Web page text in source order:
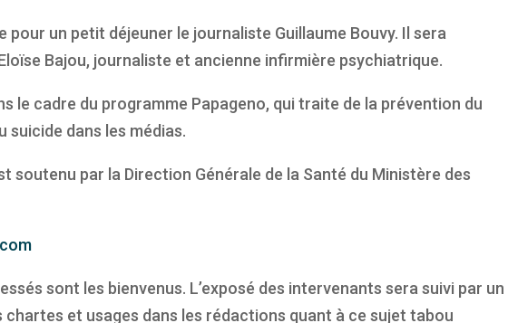
pour un petit déjeuner le journaliste Guillaume Bouvy. Il sera
Bajou, journaliste et ancienne infirmière psychiatrique.
le cadre du programme Papageno, qui traite de la prévention du
dans les médias.
soutenu par la Direction Générale de la Santé du Ministère des
sont les bienvenus. L’exposé des intervenants sera suivi par un
chartes et usages dans les rédactions quant à ce sujet tabou